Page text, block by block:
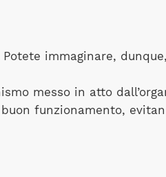
Potete immaginare,
messo in atto
funzionamento,